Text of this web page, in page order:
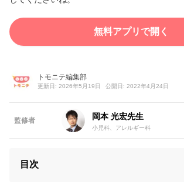
無料アプリで開く
トモニテ編集部
更新日: 2026年5月19日 公開日: 2022年4月24日
監修者 岡本 光宏先生
小児科、アレルギー科
目次